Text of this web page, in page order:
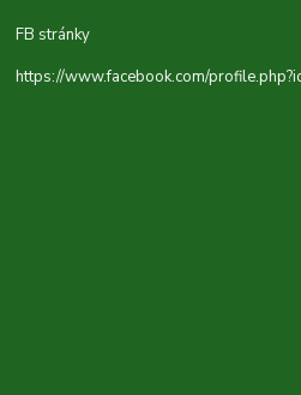
FB stránky
https://www.facebook.com/